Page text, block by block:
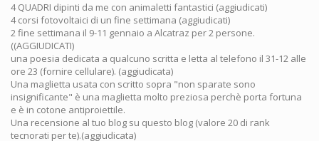
4 QUADRI dipinti da me con animaletti fantastici (aggiudicati)
4 corsi fotovoltaici di un fine settimana (aggiudicati)
2 fine settimana il 9-11 gennaio a Alcatraz per 2 persone.
((AGGIUDICATI)
una poesia dedicata a qualcuno scritta e letta al telefono il 31-12 alle
ore 23 (fornire cellulare). (aggiudicata)
Una maglietta usata con scritto sopra "non sparate sono
insignificante" è una maglietta molto preziosa perchè porta fortuna
e è in cotone antiproiettile.
Una recensione al tuo blog su questo blog (valore 20 di rank
tecnorati per te).(aggiudicata)